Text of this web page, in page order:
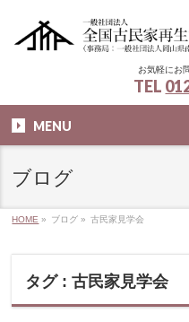
お気軽にお
TEL
MENU
ブログ
HOME » ブログ » 古民家見学会
タグ : 古民家見学会